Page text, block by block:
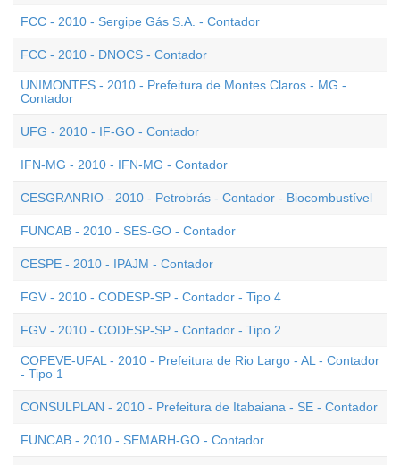
FCC - 2010 - Sergipe Gás S.A. - Contador
FCC - 2010 - DNOCS - Contador
UNIMONTES - 2010 - Prefeitura de Montes Claros - MG -
Contador
UFG - 2010 - IF-GO - Contador
IFN-MG - 2010 - IFN-MG - Contador
CESGRANRIO - 2010 - Petrobrás - Contador - Biocombustível
FUNCAB - 2010 - SES-GO - Contador
CESPE - 2010 - IPAJM - Contador
FGV - 2010 - CODESP-SP - Contador - Tipo 4
FGV - 2010 - CODESP-SP - Contador - Tipo 2
COPEVE-UFAL - 2010 - Prefeitura de Rio Largo - AL - Contador
- Tipo 1
CONSULPLAN - 2010 - Prefeitura de Itabaiana - SE - Contador
FUNCAB - 2010 - SEMARH-GO - Contador